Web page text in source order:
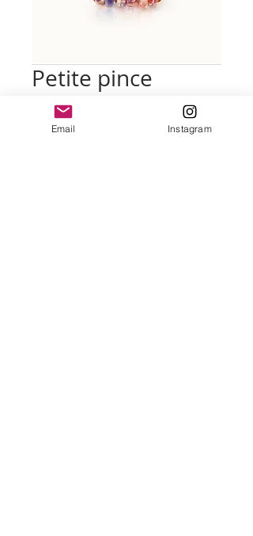
Petite pince
konfetti
10,00 €Prix
Email Instagram